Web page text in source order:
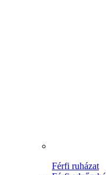
Férfi ruházat